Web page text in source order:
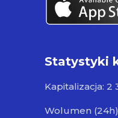
Statystyki
Kapitalizacja: 2
Wolumen